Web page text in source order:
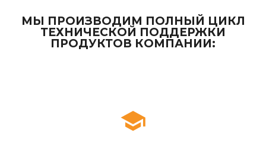
МЫ ПРОИЗВОДИМ ПОЛНЫЙ ЦИКЛ
ТЕХНИЧЕСКОЙ ПОДДЕРЖКИ
ПРОДУКТОВ КОМПАНИИ: